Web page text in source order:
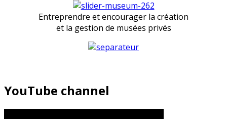
Entreprendre et encourager la création
et la gestion de musées privés
YouTube channel